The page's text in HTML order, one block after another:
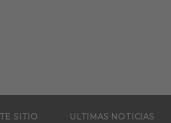
SITIO ULTIMAS NOTICIAS